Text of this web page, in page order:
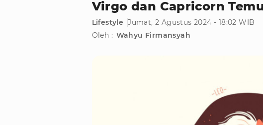
Virgo dan Capricorn
Lifestyle Jumat, 2 Agustus 2024 - 18:02 WIB
Oleh : Wahyu Firmansyah